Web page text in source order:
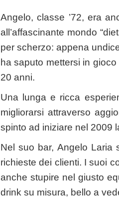
Angelo, classe ’72, era
all’affascinante mondo
per scherzo: appena
ha saputo mettersi in
20 anni.
Una lunga e ricca
migliorarsi attraverso
spinto ad iniziare nel 2009
Nel suo bar, Angelo Laria
richieste dei clienti. I suoi
anche stupire nel giusto
drink su misura, bello a